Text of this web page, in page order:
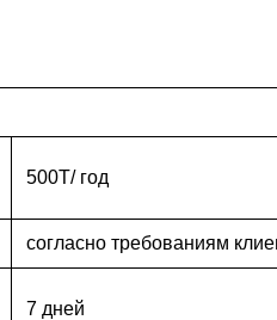
500T/ год
согласно требованиям
7 дней